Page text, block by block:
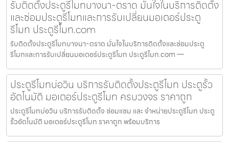
รับติดตั้งประตูรีโมทบางนา-ตราด มั่นใจในบริการติดตั้ง
และซ่อมประตูรีโมทและการรับเปลี่ยนมอเตอร์ประตู
รีโมท ประตูรีโมท.com
รับติดตั้งประตูรีโมทบางนา-ตราด มั่นใจในบริการติดตั้งและซ่อมประตู
รีโมทและการรับเปลี่ยนมอเตอร์ประตูรีโมท ประตูรีโมท.com —
ประตูรีโมทบ่อวิน บริการรับติดตั้งประตูรีโมท ประตูรั้ว
อัตโนมัติ มอเตอร์ประตูรีโมท ครบวงจร ราคาถูก
ประตูรีโมทบ่อวิน บริการรับติดตั้ง ซ่อมแซม และ จำหน่ายประตูรีโมท ประตู
รั้วอัตโนมัติ มอเตอร์ประตูรีโมท ราคาถูก พร้อมบริการ